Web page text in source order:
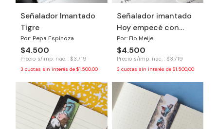
Señalador Imantado
Tigre
Por: Pepa Espinoza
$4.500
Precio s/imp. nac. : $3.719
3 cuotas sin interés de $1.500,00
Señalador imantado
Hoy empecé con
ganas
Por: Flo Meije
$4.500
Precio s/imp. nac. : $3.719
3 cuotas sin interés de $1.500,00